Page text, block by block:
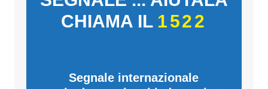
CHIAMA IL 1522
Segnale internazionale